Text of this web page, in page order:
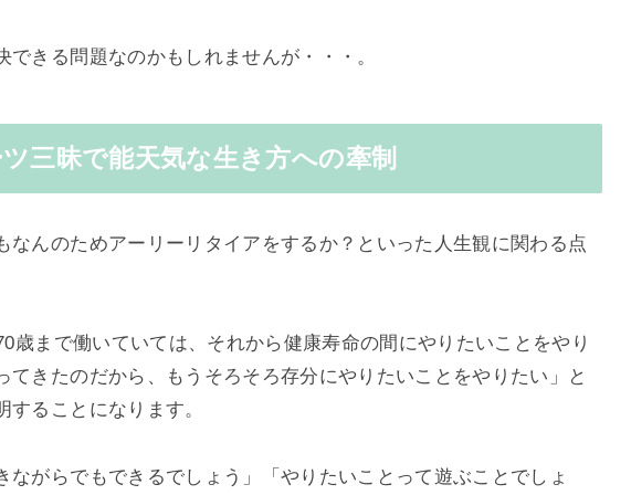
できる問題なのかもしれませんが・・・。
三昧で能天気な生き方への牽制
なんのためアーリーリタイアをするか？といった人生観に関わる点
歳まで働いていては、それから健康寿命の間にやりたいことをやり
てきたのだから、もうそろそろ存分にやりたいことをやりたい」と
ることになります。
ながらでもできるでしょう」「やりたいことって遊ぶことでしょ